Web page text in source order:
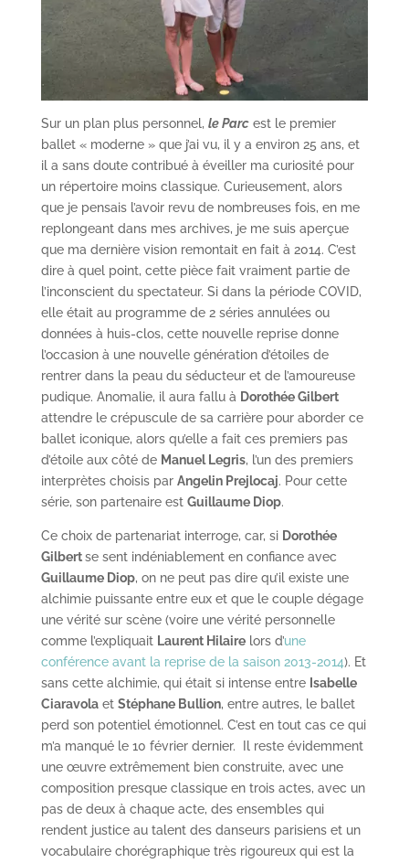
Sur un plan plus personnel, le Parcest le premier
ballet « moderne » que j’ai vu, il y a environ 25 ans, et
il a sans doute contribué à éveiller ma curiosité pour
un répertoire moins classique. Curieusement, alors
que je pensais l’avoir revu de nombreuses fois, en me
replongeant dans mes archives, je me suis aperçue
que ma dernière vision remontait en fait à 2014. C’est
dire à quel point, cette pièce fait vraiment partie de
l’inconscient du spectateur. Si dans la période COVID,
elle était au programme de 2 séries annulées ou
données à huis-clos, cette nouvelle reprise donne
l’occasion à une nouvelle génération d’étoiles de
rentrer dans la peau du séducteur et de l’amoureuse
pudique. Anomalie, il aura fallu à Dorothée Gilbert
attendre le crépuscule de sa carrière pour aborder ce
ballet iconique, alors qu’elle a fait ces premiers pas
d’étoile aux côté de Manuel Legris, l’un des premiers
interprètes choisis par Angelin Prejlocaj. Pour cette
série, son partenaire est Guillaume Diop.
Ce choix de partenariat interroge, car, si Dorothée
Gilbertse sent indéniablement en confiance avec
Guillaume Diop, on ne peut pas dire qu’il existe une
alchimie puissante entre eux et que le couple dégage
une vérité sur scène (voire une vérité personnelle
comme l’expliquait Laurent Hilairelors d’une
conférence avant la reprise de la saison 2013-2014). Et
sans cette alchimie, qui était si intense entre Isabelle
Ciaravolaet Stéphane Bullion, entre autres, le ballet
perd son potentiel émotionnel. C’est en tout cas ce qui
m’a manqué le 10 février dernier. Il reste évidemment
une œuvre extrêmement bien construite, avec une
composition presque classique en trois actes, avec un
pas de deux à chaque acte, des ensembles qui
rendent justice au talent des danseurs parisiens et un
vocabulaire chorégraphique très rigoureux qui est la